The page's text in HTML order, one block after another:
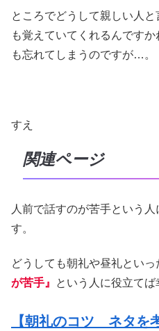
ところでどうして親しい人
も覚えていてくれるんです
も忘れてしまうのですが…。
すえ
関連ページ
人前で話すのが苦手という
す。
どうしても朝礼や昼礼といっ
が苦手』
という人に役立てば
【朝礼のコツ ネタを